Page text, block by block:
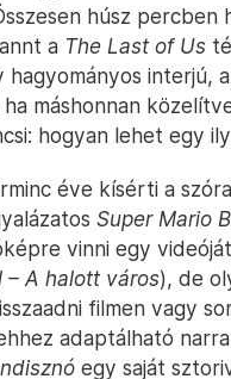
húsz
a The Last of Us
interjú,
máshonnan
hogyan lehet egy
éve kísérti a
Super Mario
vinni egy
– A halott város), de
filmen vagy
adaptálható
egy saját